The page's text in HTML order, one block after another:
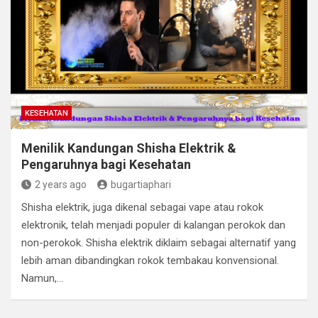
KESEHATAN
Menilik Kandungan Shisha Elektrik &
Pengaruhnya bagi Kesehatan
2 years ago bugartiaphari
Shisha elektrik, juga dikenal sebagai vape atau rokok
elektronik, telah menjadi populer di kalangan perokok dan
non-perokok. Shisha elektrik diklaim sebagai alternatif yang
lebih aman dibandingkan rokok tembakau konvensional.
Namun,…